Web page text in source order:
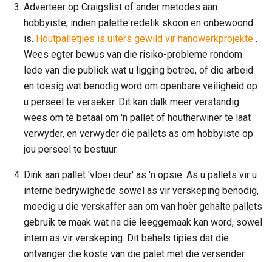
Adverteer op Craigslist of ander metodes aan
hobbyiste, indien palette redelik skoon en onbewoond
is. Houtpalletjies is uiters gewild vir handwerkprojekte .
Wees egter bewus van die risiko-probleme rondom
lede van die publiek wat u ligging betree, of die arbeid
en toesig wat benodig word om openbare veiligheid op
u perseel te verseker. Dit kan dalk meer verstandig
wees om te betaal om 'n pallet of houtherwiner te laat
verwyder, en verwyder die pallets as om hobbyiste op
jou perseel te bestuur.
Dink aan pallet 'vloei deur' as 'n opsie. As u pallets vir u
interne bedrywighede sowel as vir verskeping benodig,
moedig u die verskaffer aan om van hoër gehalte pallets
gebruik te maak wat na die leeggemaak kan word, sowel
intern as vir verskeping. Dit behels tipies dat die
ontvanger die koste van die palet met die versender